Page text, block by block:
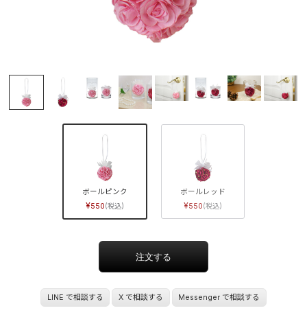
ボールピンク
550
ボールレッド
550
LINE で相談する X で相談する Messenger で相談する